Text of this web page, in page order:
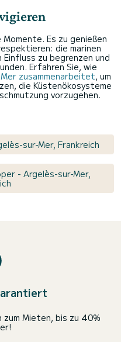
Es zu genießen
die marinen
zu begrenzen und
Erfahren Sie, wie
zusammenarbeitet, um
die Küstenökosysteme
vorzugehen.
sur-Mer, Frankreich
- Argelès-sur-Mer,
zum Mieten, bis zu 40%